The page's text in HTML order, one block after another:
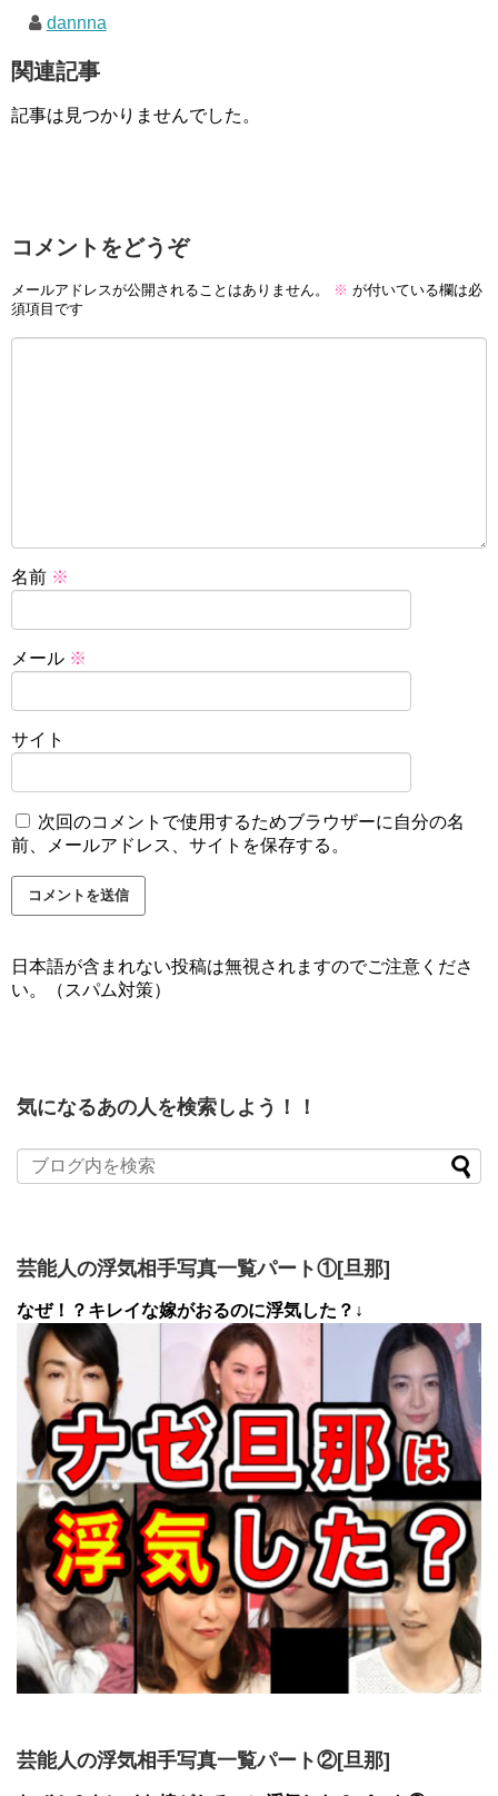
dannna
関連記事
記事は見つかりませんでした。
コメントをどうぞ
メールアドレスが公開されることはありません。 ※ が付いている欄は必
須項目です
名前 ※
メール ※
サイト
次回のコメントで使用するためブラウザーに自分の名
前、メールアドレス、サイトを保存する。
日本語が含まれない投稿は無視されますのでご注意くださ
い。（スパム対策）
気になるあの人を検索しよう！！
芸能人の浮気相手写真一覧パート①[旦那]
なぜ！？キレイな嫁がおるのに浮気した？↓
芸能人の浮気相手写真一覧パート②[旦那]